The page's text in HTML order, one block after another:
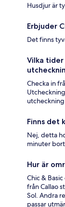
Husdjur är
Erbjuder
Det finns
Vilka
Checka in
Finns det
Nej, detta
minuter
Hur är
Chic &
från Callao
Sol. Andra
passar